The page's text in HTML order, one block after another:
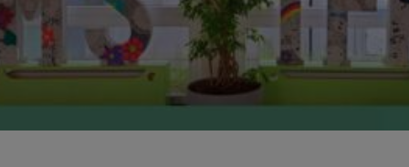
Aktuelles & Aktionen
Unsere Schulfamilie
Angebote & Besonderes